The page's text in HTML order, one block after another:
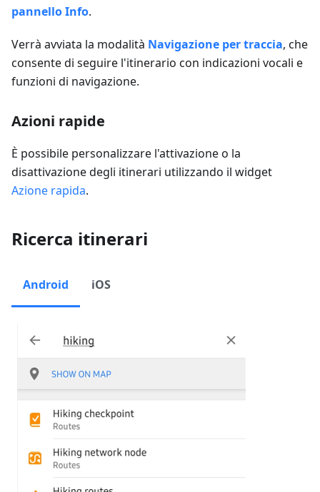
pannello Info.
Verrà avviata la modalità Navigazione per traccia, che
consente di seguire l'itinerario con indicazioni vocali e
funzioni di navigazione.
Azioni rapide
È possibile personalizzare l'attivazione o la
disattivazione degli itinerari utilizzando il widget
Azione rapida.
Ricerca itinerari
Android iOS